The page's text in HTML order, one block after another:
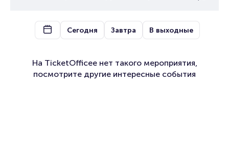
Сегодня Завтра В выходные
На TicketOfficeе нет такого мероприятия,
посмотрите другие интересные события